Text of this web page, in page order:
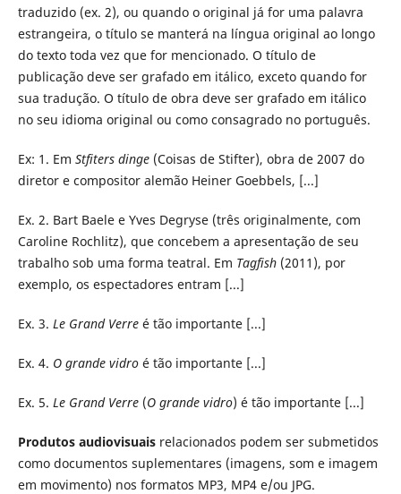
traduzido (ex. 2), ou quando o original já for uma palavra
estrangeira, o título se manterá na língua original ao longo
do texto toda vez que for mencionado. O título de
publicação deve ser grafado em itálico, exceto quando for
sua tradução. O título de obra deve ser grafado em itálico
no seu idioma original ou como consagrado no português.
Ex: 1. Em Stfiters dinge(Coisas de Stifter), obra de 2007 do
diretor e compositor alemão Heiner Goebbels, [...]
Ex. 2. Bart Baele e Yves Degryse (três originalmente, com
Caroline Rochlitz), que concebem a apresentação de seu
trabalho sob uma forma teatral. Em Tagfish(2011), por
exemplo, os espectadores entram [...]
Ex. 3. Le Grand Verreé tão importante [...]
Ex. 4. O grande vidroé tão importante [...]
Ex. 5. Le Grand Verre(O grande vidro) é tão importante [...]
Produtos audiovisuaisrelacionados podem ser submetidos
como documentos suplementares (imagens, som e imagem
em movimento) nos formatos MP3, MP4 e/ou JPG.